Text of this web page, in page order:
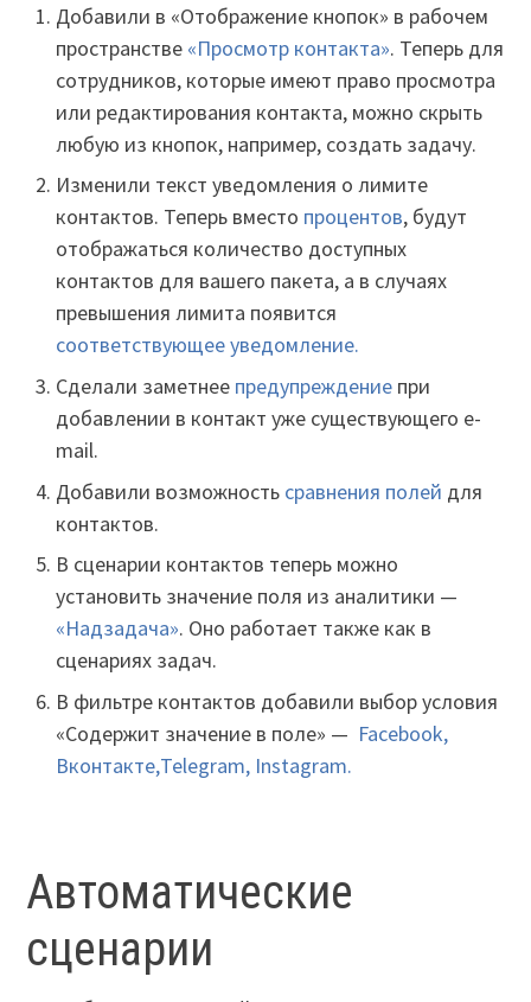
Добавили в «Отображение кнопок» в рабочем
пространстве «Просмотр контакта». Теперь для
сотрудников, которые имеют право просмотра
или редактирования контакта, можно скрыть
любую из кнопок, например, создать задачу.
Изменили текст уведомления о лимите
контактов. Теперь вместо процентов, будут
отображаться количество доступных
контактов для вашего пакета, а в случаях
превышения лимита появится
соответствующее уведомление.
Сделали заметнее предупреждение при
добавлении в контакт уже существующего е-
mail.
Добавили возможность сравнения полей для
контактов.
В сценарии контактов теперь можно
установить значение поля из аналитики —
«Надзадача». Оно работает также как в
сценариях задач.
В фильтре контактов добавили выбор условия
«Содержит значение в поле» — Facebook,
Вконтакте,Telegram, Instagram.
Автоматические
сценарии